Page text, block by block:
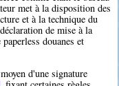
met à la disposition des
et à la technique du
de mise à la
douanes et
d'une signature